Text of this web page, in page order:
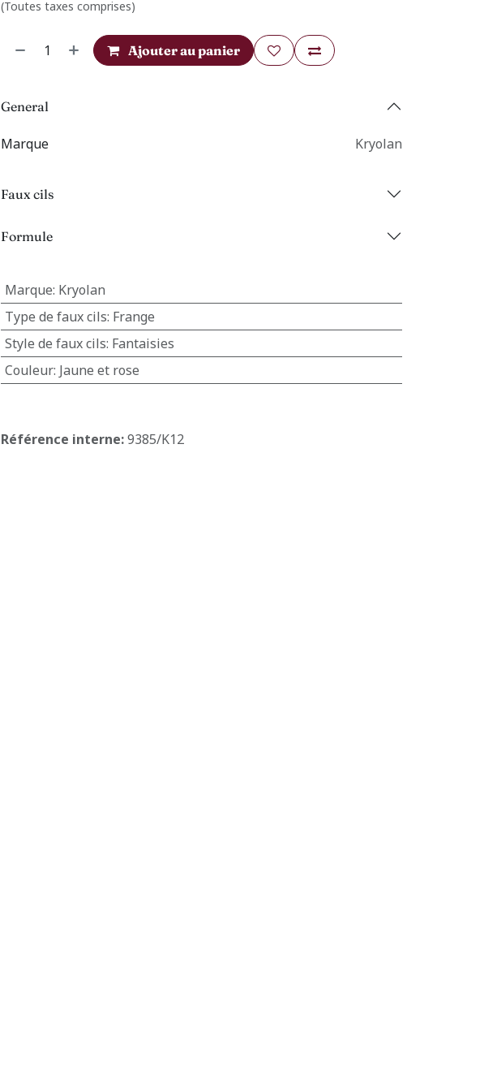
(Toutes taxes comprises)
Ajouter au panier
General
Marque Kryolan
Faux cils
Formule
Marque: Kryolan
Type de faux cils: Frange
Style de faux cils: Fantaisies
Couleur: Jaune et rose
Référence interne:9385/K12
Contact
Généré par